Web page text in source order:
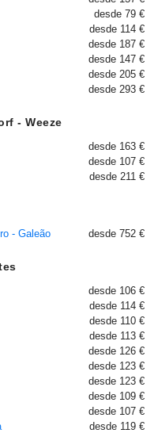
desde 79 €
desde 114 €
desde 187 €
desde 147 €
desde 205 €
desde 293 €
- Weeze
desde 163 €
desde 107 €
desde 211 €
- Galeão desde 752 €
desde 106 €
desde 114 €
desde 110 €
desde 113 €
desde 126 €
desde 123 €
desde 123 €
desde 109 €
desde 107 €
desde 119 €